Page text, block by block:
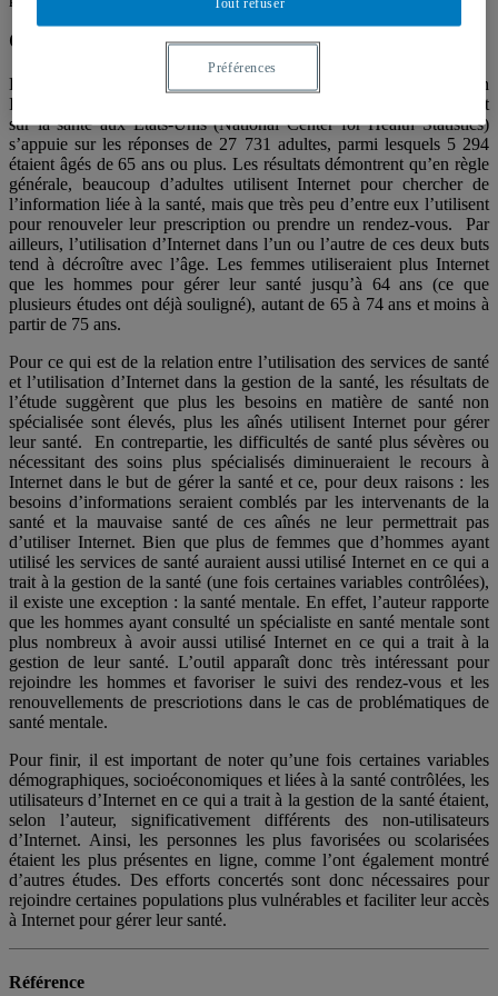
Constats de l’étude
L’étude réalisée à l’aide de données de 2009 (US National Health
Interview Survey, 2009) du Centre national des statistiques portant
sur la santé aux Etats-Unis (National Center for Health Statistics)
s’appuie sur les réponses de 27 731 adultes, parmi lesquels 5 294
étaient âgés de 65 ans ou plus. Les résultats démontrent qu’en règle
générale, beaucoup d’adultes utilisent Internet pour chercher de
l’information liée à la santé, mais que très peu d’entre eux l’utilisent
pour renouveler leur prescription ou prendre un rendez-vous. Par
ailleurs, l’utilisation d’Internet dans l’un ou l’autre de ces deux buts
tend à décroître avec l’âge. Les femmes utiliseraient plus Internet
que les hommes pour gérer leur santé jusqu’à 64 ans (ce que
plusieurs études ont déjà souligné), autant de 65 à 74 ans et moins à
partir de 75 ans.
Pour ce qui est de la relation entre l’utilisation des services de santé
et l’utilisation d’Internet dans la gestion de la santé, les résultats de
l’étude suggèrent que plus les besoins en matière de santé non
spécialisée sont élevés, plus les aînés utilisent Internet pour gérer
leur santé. En contrepartie, les difficultés de santé plus sévères ou
nécessitant des soins plus spécialisés diminueraient le recours à
Internet dans le but de gérer la santé et ce, pour deux raisons : les
besoins d’informations seraient comblés par les intervenants de la
santé et la mauvaise santé de ces aînés ne leur permettrait pas
d’utiliser Internet. Bien que plus de femmes que d’hommes ayant
utilisé les services de santé auraient aussi utilisé Internet en ce qui a
trait à la gestion de la santé (une fois certaines variables contrôlées),
il existe une exception : la santé mentale. En effet, l’auteur rapporte
que les hommes ayant consulté un spécialiste en santé mentale sont
plus nombreux à avoir aussi utilisé Internet en ce qui a trait à la
gestion de leur santé. L’outil apparaît donc très intéressant pour
rejoindre les hommes et favoriser le suivi des rendez-vous et les
renouvellements de prescriotions dans le cas de problématiques de
santé mentale.
Pour finir, il est important de noter qu’une fois certaines variables
démographiques, socioéconomiques et liées à la santé contrôlées, les
utilisateurs d’Internet en ce qui a trait à la gestion de la santé étaient,
selon l’auteur, significativement différents des non-utilisateurs
d’Internet. Ainsi, les personnes les plus favorisées ou scolarisées
étaient les plus présentes en ligne, comme l’ont également montré
d’autres études. Des efforts concertés sont donc nécessaires pour
rejoindre certaines populations plus vulnérables et faciliter leur accès
à Internet pour gérer leur santé.
Référence
Préférences